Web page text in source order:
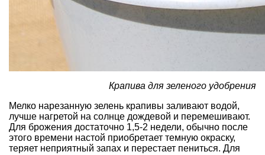
Крапива для зеленого удобрения
Мелко нарезанную зелень крапивы заливают водой,
лучше нагретой на солнце дождевой и перемешивают.
Для брожения достаточно 1,5-2 недели, обычно после
этого времени настой приобретает темную окраску,
теряет неприятный запах и перестает пениться. Для